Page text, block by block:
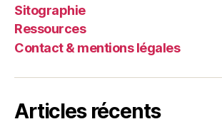
Sitographie
Ressources
Contact & mentions légales
Articles récents